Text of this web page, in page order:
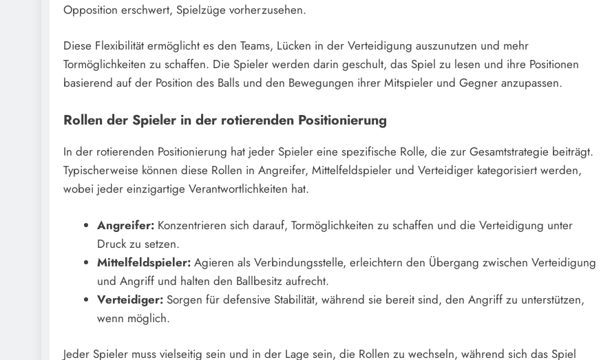
Opposition erschwert, Spielzüge vorherzusehen.
Diese Flexibilität ermöglicht es den Teams, Lücken in der Verteidigung auszunutzen und mehr
Tormöglichkeiten zu schaffen. Die Spieler werden darin geschult, das Spiel zu lesen und ihre Positionen
basierend auf der Position des Balls und den Bewegungen ihrer Mitspieler und Gegner anzupassen.
Rollen der Spieler in der rotierenden Positionierung
In der rotierenden Positionierung hat jeder Spieler eine spezifische Rolle, die zur Gesamtstrategie beiträgt.
Typischerweise können diese Rollen in Angreifer, Mittelfeldspieler und Verteidiger kategorisiert werden,
wobei jeder einzigartige Verantwortlichkeiten hat.
Angreifer:Konzentrieren sich darauf, Tormöglichkeiten zu schaffen und die Verteidigung unter
Druck zu setzen.
Mittelfeldspieler:Agieren als Verbindungsstelle, erleichtern den Übergang zwischen Verteidigung
und Angriff und halten den Ballbesitz aufrecht.
Verteidiger:Sorgen für defensive Stabilität, während sie bereit sind, den Angriff zu unterstützen,
wenn möglich.
Jeder Spieler muss vielseitig sein und in der Lage sein, die Rollen zu wechseln, während sich das Spiel